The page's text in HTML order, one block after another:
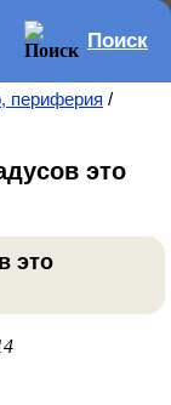
Поиск
периферия /
это
это